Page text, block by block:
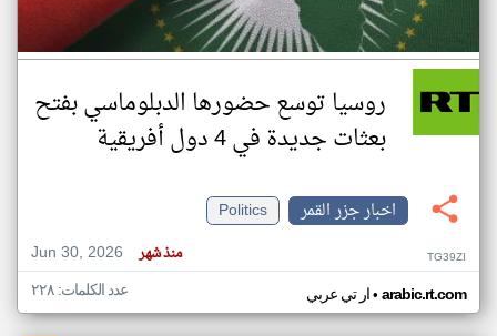
روسيا توسع حضورها الدبلوماسي بفتح
بعثات جديدة في 4 دول أفريقية
اخبار جزر القمر
Politics
Jun 30, 2026
منذ شهر TG39ZI
ار تي عربي• arabic.rt.com عدد الكلمات: ٢٢٨